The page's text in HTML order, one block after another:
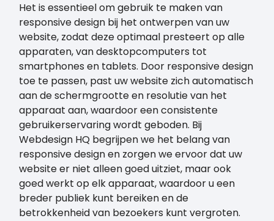
Het is essentieel om gebruik te maken van
responsive design bij het ontwerpen van uw
website, zodat deze optimaal presteert op alle
apparaten, van desktopcomputers tot
smartphones en tablets. Door responsive design
toe te passen, past uw website zich automatisch
aan de schermgrootte en resolutie van het
apparaat aan, waardoor een consistente
gebruikerservaring wordt geboden. Bij
Webdesign HQ begrijpen we het belang van
responsive design en zorgen we ervoor dat uw
website er niet alleen goed uitziet, maar ook
goed werkt op elk apparaat, waardoor u een
breder publiek kunt bereiken en de
betrokkenheid van bezoekers kunt vergroten.